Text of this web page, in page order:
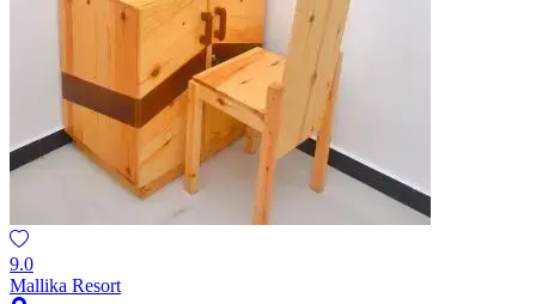
9.0
Mallika Resort